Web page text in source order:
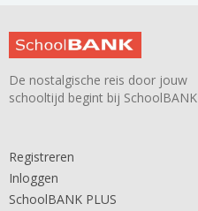
De nostalgische reis door jouw
schooltijd begint bij SchoolBANK
Registreren
Inloggen
SchoolBANK PLUS